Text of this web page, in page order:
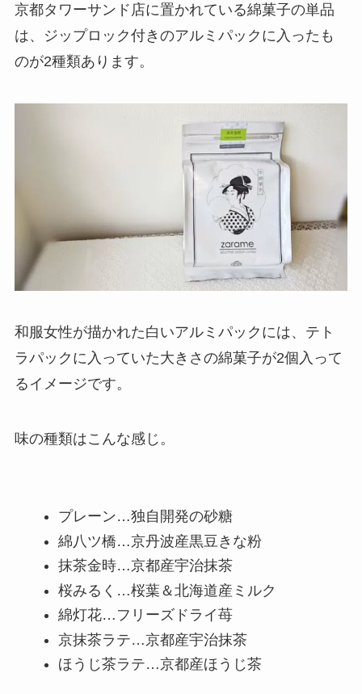
京都タワーサンド店に置かれている綿菓子の単品
は、ジップロック付きのアルミパックに入ったも
のが2種類あります。
和服女性が描かれた白いアルミパックには、テト
ラパックに入っていた大きさの綿菓子が2個入って
るイメージです。
味の種類はこんな感じ。
プレーン…独自開発の砂糖
綿八ツ橋…京丹波産黒豆きな粉
抹茶金時…京都産宇治抹茶
桜みるく…桜葉＆北海道産ミルク
綿灯花…フリーズドライ苺
京抹茶ラテ…京都産宇治抹茶
ほうじ茶ラテ…京都産ほうじ茶